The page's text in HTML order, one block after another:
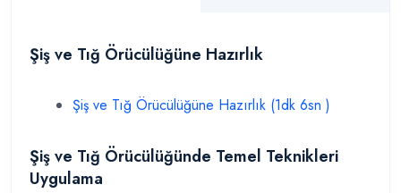
Şiş ve Tığ Örücülüğüne Hazırlık
Şiş ve Tığ Örücülüğüne Hazırlık (1dk 6sn )
Şiş ve Tığ Örücülüğünde Temel Teknikleri
Uygulama